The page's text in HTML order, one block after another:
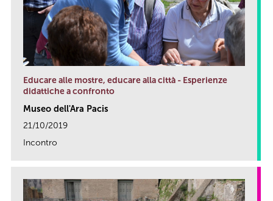
Educare alle mostre, educare alla città - Esperienze
didattiche a confronto
Museo dell'Ara Pacis
21/10/2019
Incontro